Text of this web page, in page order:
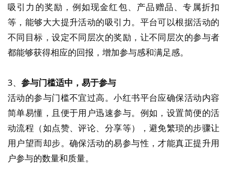
吸引力的奖励，例如现金红包、产品赠品、专属折扣
等，能够大大提升活动的吸引力。平台可以根据活动的
不同目标，设定不同层次的奖励，让不同层次的参与者
都能够获得相应的回报，增加参与感和满足感。
3、 参与门槛适中，易于参与
活动的参与门槛不宜过高。小红书平台应确保活动内容
简单易懂，且便于用户迅速参与。例如，设置简便的活
动流程（如点赞、评论、分享等），避免繁琐的步骤让
用户望而却步。确保活动的易参与性，才能真正提升用
户参与的数量和质量。